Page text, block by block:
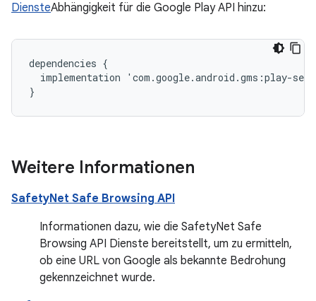
DiensteAbhängigkeit für die Google Play API hinzu:
dependencies {
implementation
' com .google.android .gms :play-
}
Weitere Informationen
SafetyNet Safe Browsing API
Informationen dazu, wie die SafetyNet Safe
Browsing API Dienste bereitstellt, um zu ermitteln,
ob eine URL von Google als bekannte Bedrohung
gekennzeichnet wurde.